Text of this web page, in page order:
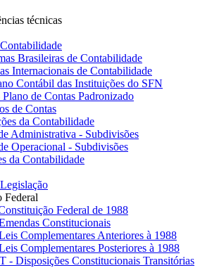
técnicas
Brasileiras de Contabilidade
Internacionais de Contabilidade
Contábil das Instituições do SFN
de Contas Padronizado
de Contas
da Contabilidade
Administrativa - Subdivisões
Operacional - Subdivisões
da Contabilidade
Federal
Federal de 1988
Constitucionais
Complementares Anteriores à 1988
Complementares Posteriores à 1988
- Disposições Constitucionais Transitórias